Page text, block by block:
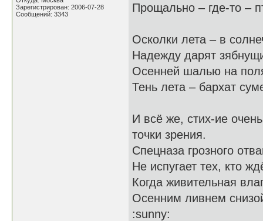
Зарегистрирован: 2006-07-28
Сообщений: 3343
Прощально – где-то –
Осколки лета – в
Надежду дарят
Осенней шалью на
Тень лета – бархат
И всё же, стих-ие
точки зрения.
Спецназа грозного
Не испугает тех, кто
Когда живительная
Осенним ливнем
:sunny: